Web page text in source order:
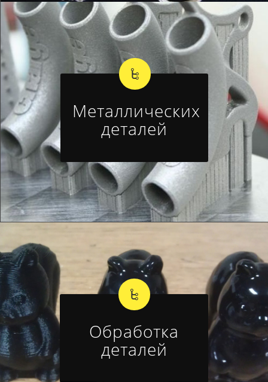
Металлических
деталей
Обработка
деталей